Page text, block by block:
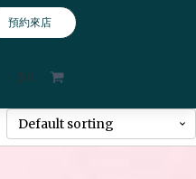
預約來店
$ 0